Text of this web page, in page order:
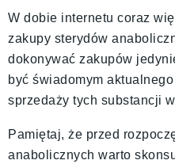
W dobie internetu coraz
zakupy sterydów
dokonywać zakupów
być świadomym
sprzedaży tych substancji
Pamiętaj, że przed
anabolicznych warto